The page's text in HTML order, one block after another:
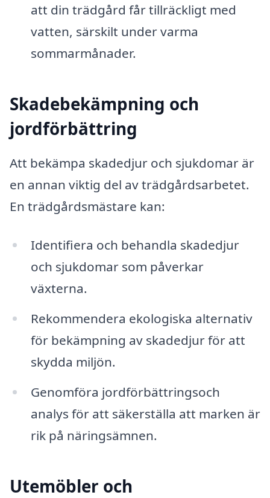
att din trädgård får tillräckligt med
vatten, särskilt under varma
sommarmånader.
Skadebekämpning och
jordförbättring
Att bekämpa skadedjur och sjukdomar är
en annan viktig del av trädgårdsarbetet.
En trädgårdsmästare kan:
Identifiera och behandla skadedjur
och sjukdomar som påverkar
växterna.
Rekommendera ekologiska alternativ
för bekämpning av skadedjur för att
skydda miljön.
Genomföra jordförbättringsoch
analys för att säkerställa att marken är
rik på näringsämnen.
Utemöbler och